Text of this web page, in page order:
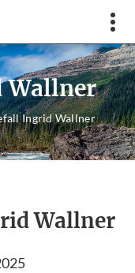
Wallner
Ingrid Wallner
Wallner